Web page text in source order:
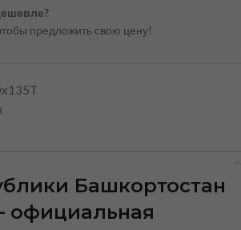
предложить свою цену!
Башкортостан
официальная